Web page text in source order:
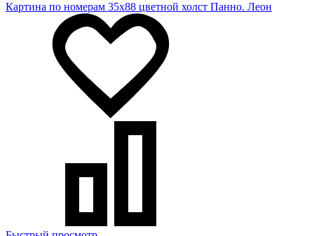
Картина по номерам 35х88 цветной холст Панно. Леон